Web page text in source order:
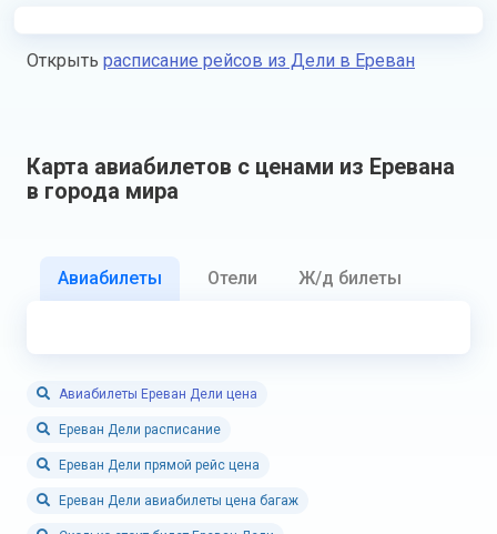
Открыть расписание рейсов из Дели в Ереван
Карта авиабилетов с ценами из Еревана
в города мира
Авиабилеты Отели Ж/д билеты
Авиабилеты Ереван Дели цена
Ереван Дели расписание
Ереван Дели прямой рейс цена
Ереван Дели авиабилеты цена багаж